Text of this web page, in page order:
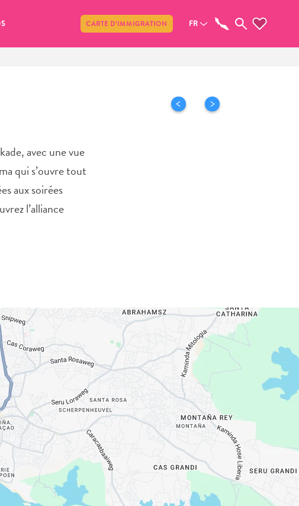
CARTE D’IMMIGRATION FR
avec une vue
qui s’ouvre tout
aux soirées
l’alliance
Partager